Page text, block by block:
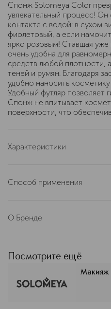
Спонж Solomeya Color
увлекательный процесс!
контакте с водой: в сухом
фиолетовый, а если
ярко розовым! Ставшая уже
очень удобна для
средств любой плотности,
теней и румян. Благодаря
удобно наносить
Удобный футляр позволяет
Спонж не впитывает
поверхности, что
Характеристики
Способ применения
и на ваших глазах
О Бренде
годом
Посмотрите ещё
Макияж